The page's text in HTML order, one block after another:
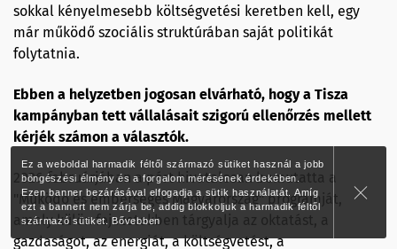
Ez a weboldal harmadik féltől származó sütiket használ a jobb
böngészési élmény és a forgalom mérésének érdekében.
Ezen banner bezárásával elfogadja a sütik használatát. Amíg
ezt a bannert nem zárja be, addig blokkoljuk a harmadik féltől
származó sütiket.Bővebben
sokkal kényelmesebb költségvetési keretben kell, egy
már működő szociális struktúrában saját politikát
folytatnia.
Ebben a helyzetben jogosan elvárható, hogy a Tisza
kampányban tett vállalásait szigorú ellenőrzés mellett
kérjék számon a választók.
2026 februárjában a párt hivatalosan bemutatta a
"Működő és emberséges Magyarország" programját,
amely külön fejezetekben tárgyalja az oktatást, a
gazdaságot, az energiát, a költségvetést, a